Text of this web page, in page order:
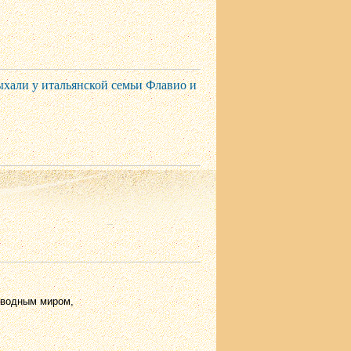
у итальянской семьи Флавио и
миром,